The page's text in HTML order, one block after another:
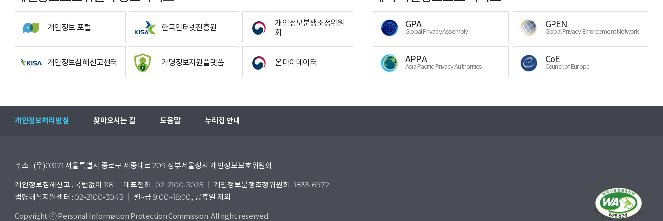
개인정보 포털 한국인터넷진흥원
개인정보분쟁조정위원
회
개인정보침해신고센터 가명정보지원플랫폼 온마이데이터
GPA
Global Privacy Assembly
GPEN
Global Privacy Enforcement Network
APPA
Asia Pacific Privacy Authorities
CoE
Council of Europe
개인정보처리방침 찾아오시는 길 도움말 누리집 안내
주소 : (우)03171 서울특별시 종로구 세종대로 209 정부서울청사 개인정보보호위원회
개인정보침해신고 : 국번없이 118 대표전화 : 02-2100-3025
개인정보분쟁조정위원회 : 1833-6972
법령해석지원센터 : 02-2100-3043
월~금 9:00~18:00, 공휴일 제외
Copyright ⓒ Personal Information Protection Commission. All right reserved.